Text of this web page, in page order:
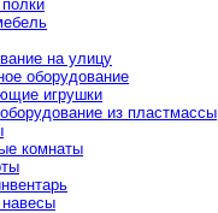
на улицу
оборудование
игрушки
из пластмассы
комнаты